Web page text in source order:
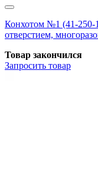
Конхотом №1 (41-250-
отверстием,
Товар закончился
Запросить товар